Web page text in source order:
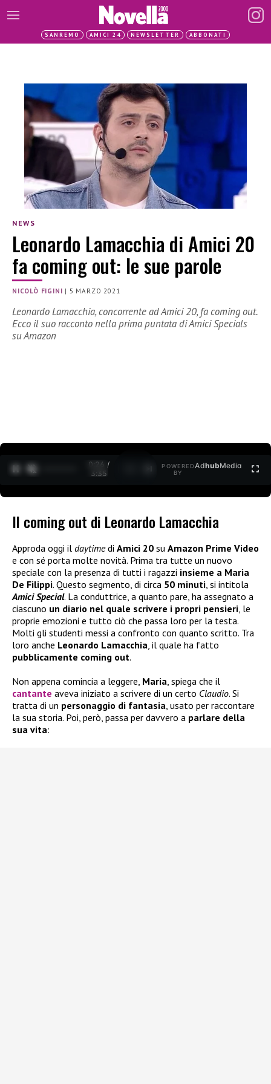
SANREMO AMICI 24 NEWSLETTER ABBONATI
NEWS
Leonardo Lamacchia di Amici 20
fa coming out: le sue parole
NICOLÒ FIGINI | 5 MARZO 2021
Leonardo Lamacchia, concorrente ad Amici 20, fa coming out.
Ecco il suo racconto nella prima puntata di Amici Specials
su Amazon
0:26 /
3:35
POWERED
BY
AdhubMedia
Il coming out di Leonardo Lamacchia
Approda oggi il daytimedi Amici 20 su Amazon Prime Video
e con sé porta molte novità. Prima tra tutte un nuovo
speciale con la presenza di tutti i ragazzi insieme a Maria
De Filippi. Questo segmento, di circa 50 minuti, si intitola
Amici Special. La conduttrice, a quanto pare, ha assegnato a
ciascuno un diario nel quale scrivere i propri pensieri, le
proprie emozioni e tutto ciò che passa loro per la testa.
Molti gli studenti messi a confronto con quanto scritto. Tra
loro anche Leonardo Lamacchia, il quale ha fatto
pubblicamente coming out.
Non appena comincia a leggere, Maria, spiega che il
cantante aveva iniziato a scrivere di un certo Claudio. Si
tratta di un personaggio di fantasia, usato per raccontare
la sua storia. Poi, però, passa per davvero a parlare della
sua vita: